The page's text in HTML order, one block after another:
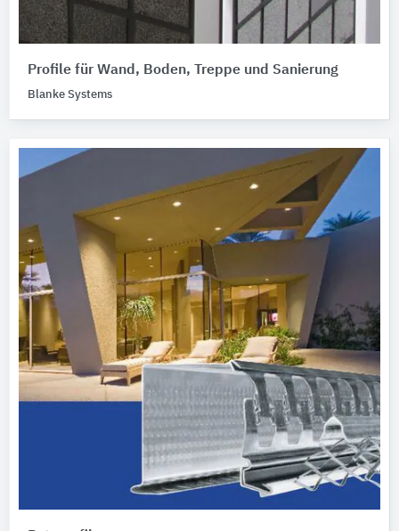
Profile für Wand, Boden, Treppe und Sanierung
Blanke Systems